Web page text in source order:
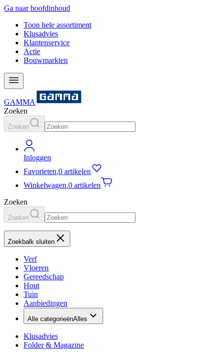
Ga naar hoofdinhoud
Toon hele assortiment
Klusadvies
Klantenservice
Actie
Bouwmarkten
GAMMA
Zoeken
Zoeken
Inloggen
Favorieten,0 artikelen
Winkelwagen,0 artikelen
Zoeken
Zoeken
Zoekbalk sluiten
Verf
Vloeren
Gereedschap
Hout
Tuin
Aanbiedingen
Alle categorieënAlles
Klusadvies
Folder & Magazine